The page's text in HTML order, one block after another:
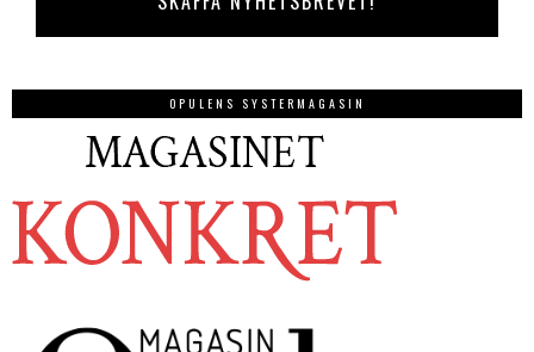
OPULENS SYSTERMAGASIN